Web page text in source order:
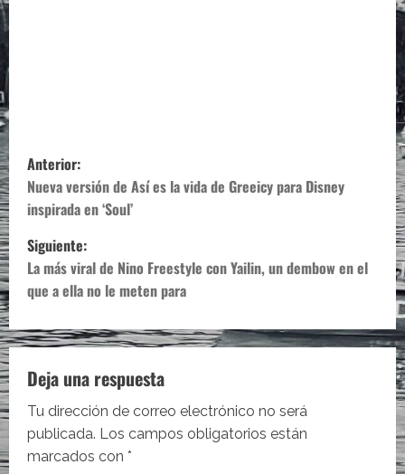
N
a
v
e
g
a
c
i
ó
Anterior:
Nueva versión de Así es la vida de Greeicy para Disney
inspirada en ‘Soul’
Siguiente:
La más viral de Nino Freestyle con Yailin, un dembow en el
que a ella no le meten para
Deja una respuesta
Tu dirección de correo electrónico no será
publicada. Los campos obligatorios están
marcados con *